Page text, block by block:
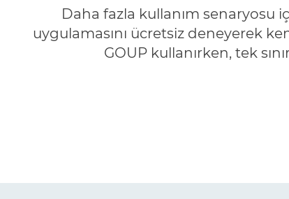
Daha fazla kullanım senaryosu
uygulamasını ücretsiz deneyerek
GOUP kullanırken, tek